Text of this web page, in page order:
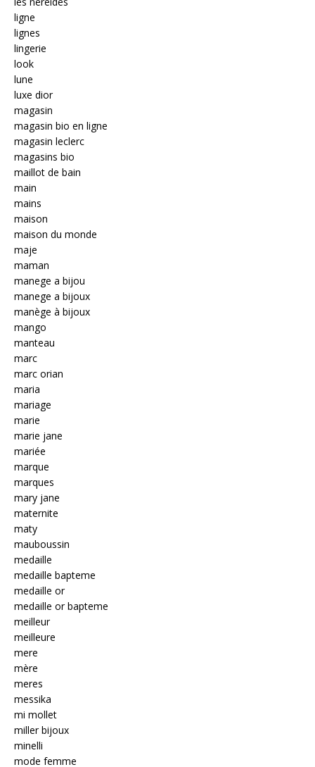
ligne
lignes
lingerie
look
lune
luxe dior
magasin
magasin bio en ligne
magasin leclerc
magasins bio
maillot de bain
main
mains
maison
maison du monde
maje
maman
manege a bijou
manege a bijoux
manège à bijoux
mango
manteau
marc
marc orian
maria
mariage
marie
marie jane
mariée
marque
marques
mary jane
maternite
maty
mauboussin
medaille
medaille bapteme
medaille or
medaille or bapteme
meilleur
meilleure
mere
mère
meres
messika
mi mollet
miller bijoux
minelli
mode femme